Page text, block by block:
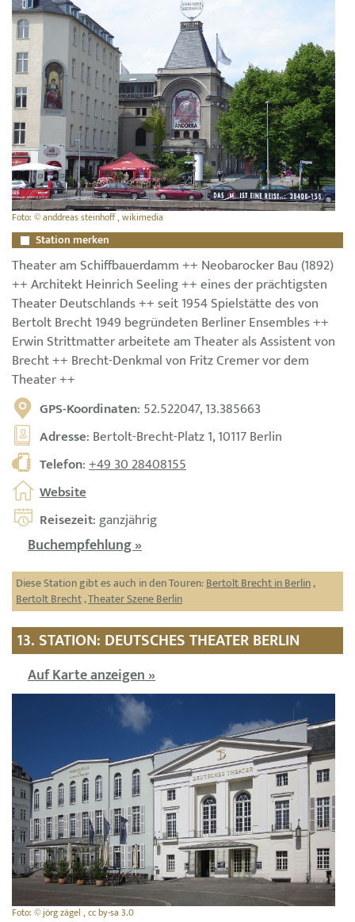
Foto: © anddreas steinhoff , wikimedia
Station merken
Theater am Schiffbauerdamm ++ Neobarocker Bau (1892)
++ Architekt Heinrich Seeling ++ eines der prächtigsten
Theater Deutschlands ++ seit 1954 Spielstätte des von
Bertolt Brecht 1949 begründeten Berliner Ensembles ++
Erwin Strittmatter arbeitete am Theater als Assistent von
Brecht ++ Brecht-Denkmal von Fritz Cremer vor dem
Theater ++
GPS-Koordinaten: 52.522047, 13.385663
Adresse: Bertolt-Brecht-Platz 1, 10117 Berlin
Telefon:+49 30 28408155
Website
Reisezeit: ganzjährig
Buchempfehlung »
Diese Station gibt es auch in den Touren:Bertolt Brecht in Berlin,
Bertolt Brecht,Theater Szene Berlin
13. STATION: DEUTSCHES THEATER BERLIN
Auf Karte anzeigen »
Foto: © jörg zägel , cc by-sa 3.0